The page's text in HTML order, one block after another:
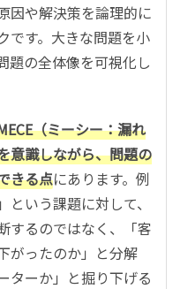
因や解決策を論理的に
です。大きな問題を小
題の全体像を可視化し
（ミーシー：漏れ
意識しながら、問題の
きる点にあります。例
いう課題に対して、
するのではなく、「客
がったのか」と分解
ターか」と掘り下げる